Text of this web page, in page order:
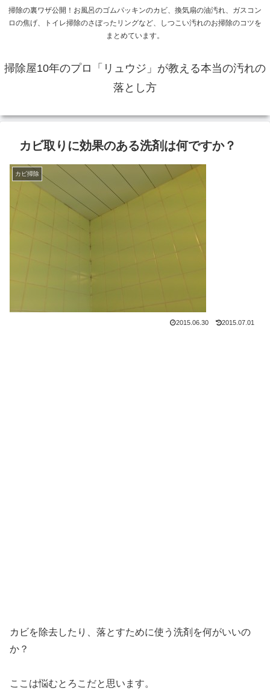
掃除の裏ワザ公開！お風呂のゴムパッキンのカビ、換気扇の油汚れ、ガスコン
ロの焦げ、トイレ掃除のさぼったリングなど、しつこい汚れのお掃除のコツを
まとめています。
掃除屋10年のプロ「リュウジ」が教える本当の汚れの
落とし方
カビ取りに効果のある洗剤は何ですか？
カビ掃除
2015.06.30 2015.07.01
カビを除去したり、落とすために使う洗剤を何がいいの
か？
ここは悩むとろこだと思います。